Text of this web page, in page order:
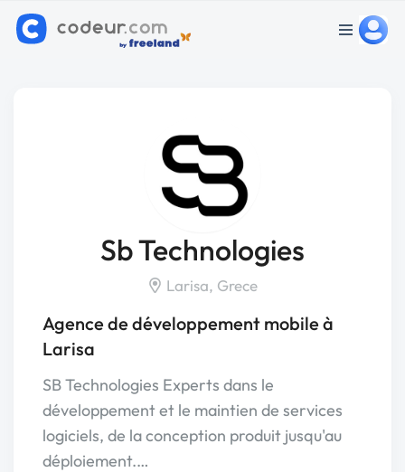
Sb Technologies
Larisa, Grece
Agence de développement mobile à
Larisa
SB Technologies Experts dans le
développement et le maintien de services
logiciels, de la conception produit jusqu'au
déploiement.…